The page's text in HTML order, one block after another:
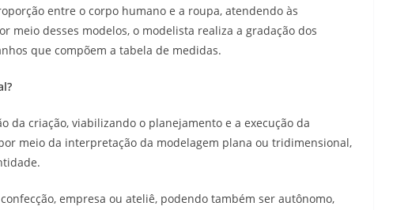
entre o corpo humano e a roupa, atendendo às
meio desses modelos, o modelista realiza a gradação dos
que compõem a tabela de medidas.
da criação, viabilizando o planejamento e a execução da
meio da interpretação da modelagem plana ou tridimensional,
empresa ou ateliê, podendo também ser autônomo,